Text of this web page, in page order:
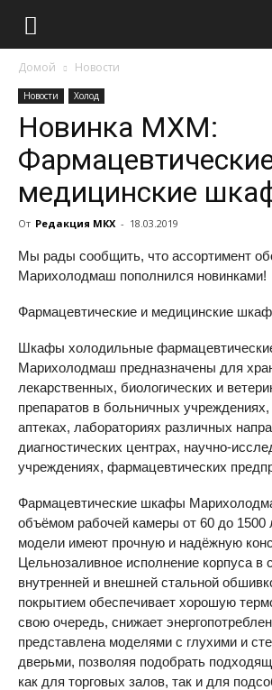
Домой Новости
Новости Холод
Новинка МХМ:
медицинские
От Редакция МКХ - 18.03.2019
Мы рады сообщить, что ассортимент
Марихолодмаш пополнился новинками!
Фармацевтические и медицинские
Шкафы холодильные
Марихолодмаш предназначены для
лекарственных, биологических и
препаратов в больничных учреждениях,
аптеках, лабораториях различных
диагностических центрах, научно-
учреждениях, фармацевтических
Фармацевтические шкафы
объёмом рабочей камеры от 60 до 1500
модели имеют прочную и надёжную
Цельнозаливное исполнение корпуса в
внутренней и внешней стальной
покрытием обеспечивает хорошую
свою очередь, снижает
представлена моделями с глухими и
дверьми, позволяя подобрать
как для торговых залов, так и для